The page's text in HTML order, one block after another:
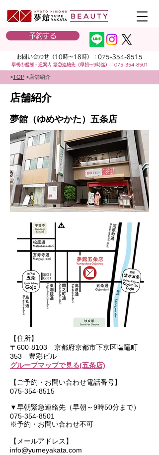
予約する
お問い合わせ（10時～18時）： 075-354-8515
早朝の遅刻・道案内 緊急連絡先（早朝～9時迄）： 075-354-8501
>TOP >店舗紹介
店舗紹介
夢館（ゆめやかた）五条店
【住所】
〒600-8103 京都府京都市下京区塩竈町
353 豊彩ビル
グループマップで見る(五条店)
【ご予約・お問い合わせ電話番号】
075-354-8515
▼早朝緊急連絡先（早朝～9時50分まで）
075-354-8501
※予約・お問い合わせ不可
【メールアドレス】
info@yumeyakata.com